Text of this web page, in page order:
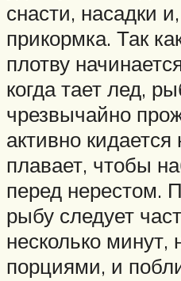
снасти, насадки
прикормка. Так
плотву
когда тает лед,
чрезвычайно
активно кидается
плавает, чтобы
перед нерестом.
рыбу следует
несколько
порциями, и